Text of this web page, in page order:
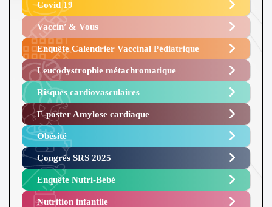
Covid 19
Vaccin’ & Vous
Enquête Calendrier Vaccinal Pédiatrique
Leucodystrophie métachromatique
Risques cardiovasculaires
E-poster Amylose cardiaque ​
Obésité ​
Congrès SRS 2025 ​
Enquête Nutri-Bébé ​
Nutrition infantile